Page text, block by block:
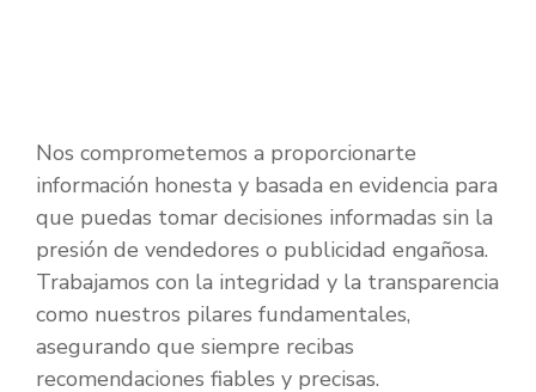
Nos comprometemos a proporcionarte
información honesta y basada en evidencia para
que puedas tomar decisiones informadas sin la
presión de vendedores o publicidad engañosa.
Trabajamos con la integridad y la transparencia
como nuestros pilares fundamentales,
asegurando que siempre recibas
recomendaciones fiables y precisas.